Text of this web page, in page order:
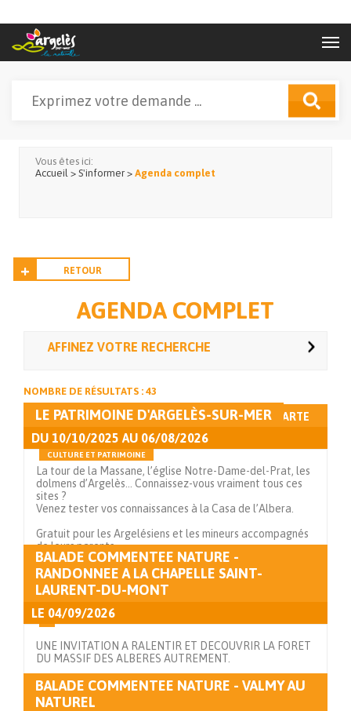
Formulaire de recherche
Vous êtes ici:
Accueil > S'informer > Agenda complet
RETOUR
AGENDA COMPLET
AFFINEZ VOTRE RECHERCHE
NOMBRE DE RÉSULTATS : 43
AFFICHAGE LISTE AFFICHAGE CARTE
CULTURE ET PATRIMOINE
LE PATRIMOINE D'ARGELÈS-SUR-MER
DU 10/10/2025 AU 06/08/2026
La tour de la Massane, l’église Notre-Dame-del-Prat, les
dolmens d’Argelès… Connaissez-vous vraiment tous ces
sites ?
Venez tester vos connaissances à la Casa de l’Albera.
Gratuit pour les Argelésiens et les mineurs accompagnés
de leurs parents.
BALADE COMMENTEE NATURE -
RANDONNEE A LA CHAPELLE SAINT-
LAURENT-DU-MONT
LE 04/09/2026
UNE INVITATION A RALENTIR ET DECOUVRIR LA FORET
DU MASSIF DES ALBERES AUTREMENT.
BALADE COMMENTEE NATURE - VALMY AU
NATUREL